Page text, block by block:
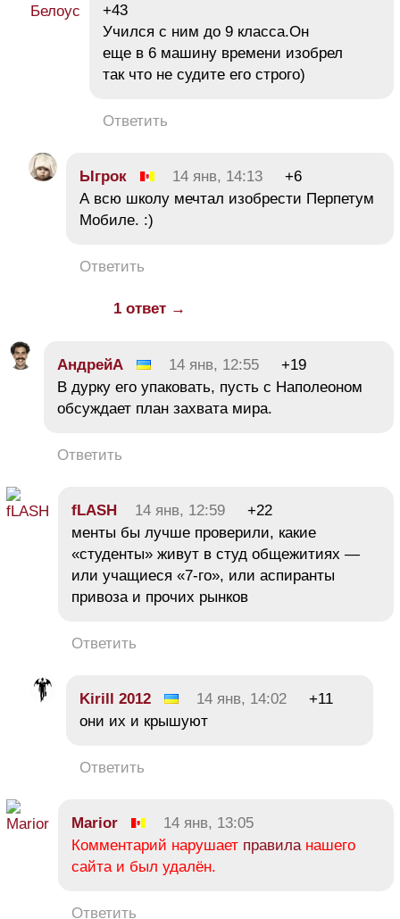
+43
Учился с ним до 9 класса.Он
еще в 6 машину времени изобрел
так что не судите его строго)
Ответить
Ыгрок 14 янв, 14:13
+6
А всю школу мечтал изобрести Перпетум
Мобиле. :)
Ответить
1 ответ →
АндрейА 14 янв, 12:55
+19
В дурку его упаковать, пусть с Наполеоном
обсуждает план захвата мира.
Ответить
fLASH 14 янв, 12:59
+22
менты бы лучше проверили, какие
«студенты» живут в студ общежитиях —
или учащиеся «7-го», или аспиранты
привоза и прочих рынков
Ответить
Kirill 2012 14 янв, 14:02
+11
они их и крышуют
Ответить
Marior
14 янв, 13:05
Комментарий нарушает правиланашего
сайта и был удалён.
Ответить